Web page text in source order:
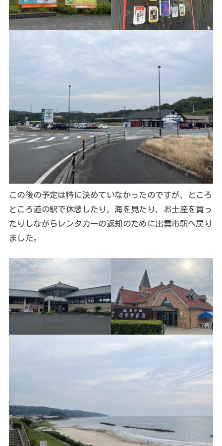
この後の予定は特に決めていなかったのですが、ところ
どころ道の駅で休憩したり、海を見たり、お土産を買っ
たりしながらレンタカーの返却のために出雲市駅へ戻り
ました。